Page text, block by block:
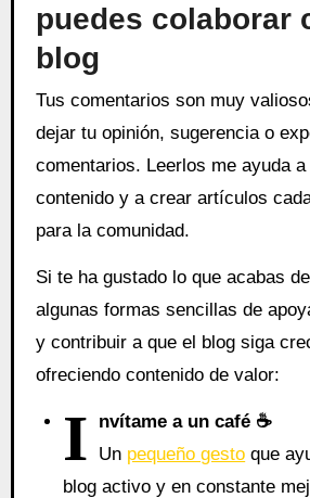
puedes colaborar
blog
Tus comentarios son muy
dejar tu opinión, sugerencia o
comentarios. Leerlos me ayuda a
contenido y a crear artículos
para la comunidad.
Si te ha gustado lo que acabas
algunas formas sencillas de
y contribuir a que el blog siga
ofreciendo contenido de valor:
I
nvítame a un café ☕
Un pequeño gesto que
blog activo y en constante